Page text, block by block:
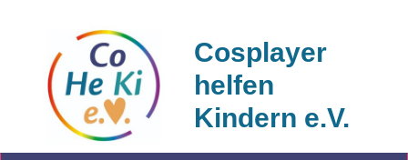
springen
Cosplayer
helfen
Kindern e.V.